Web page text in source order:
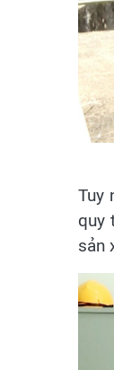
Tuy
quy
sản